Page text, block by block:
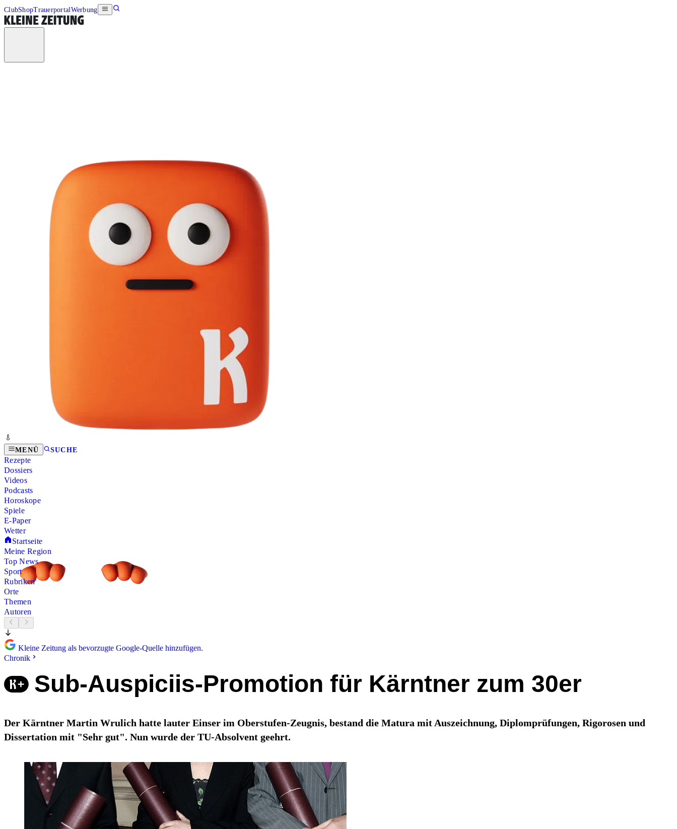
ClubShopTrauerportalWerbung
MENÜ SUCHE
Rezepte
Dossiers
Videos
Podcasts
Horoskope
Spiele
E-Paper
Wetter
Startseite
Meine Region
Top News
Sport
Rubriken
Orte
Themen
Autoren
Kleine Zeitung als bevorzugte Google-Quelle hinzufügen.
Chronik
Sub-Auspiciis-Promotion für Kärntner zum 30er
Der Kärntner Martin Wrulich hatte lauter Einser im Oberstufen-Zeugnis, bestand die Matura mit Auszeichnung, Diplomprüfungen, Rigorosen und
Dissertation mit "Sehr gut". Nun wurde der TU-Absolvent geehrt.